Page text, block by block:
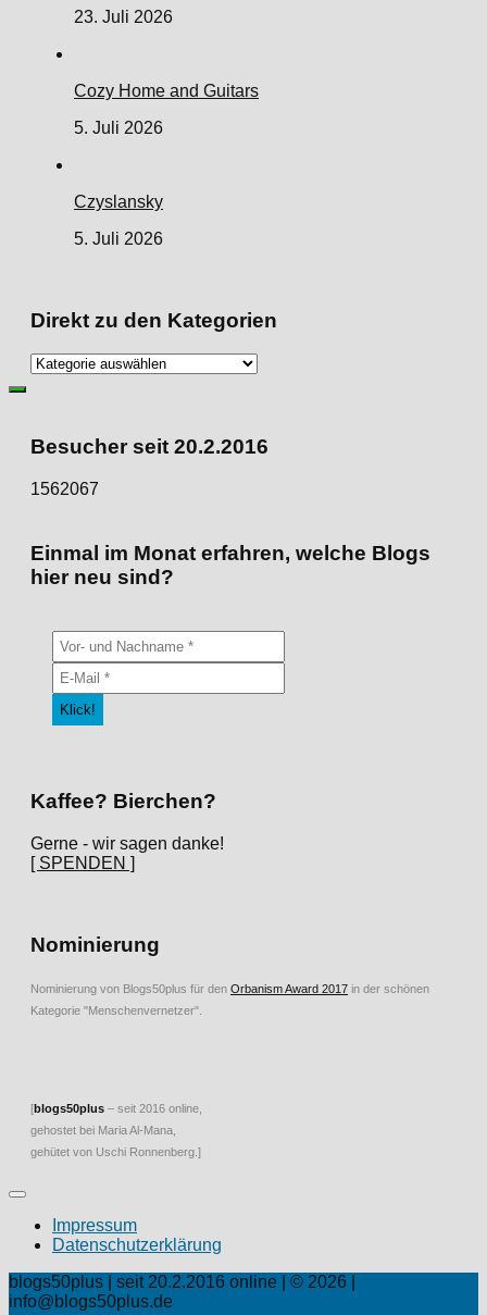
23. Juli 2026
Cozy Home and Guitars
5. Juli 2026
Czyslansky
5. Juli 2026
Direkt zu den Kategorien
Direkt
Besucher seit 20.2.2016
1562067
Einmal im Monat erfahren, welche Blogs
hier neu sind?
Kaffee? Bierchen?
Gerne - wir sagen danke!
[ SPENDEN ]
Nominierung
Nominierung von Blogs50plus für den Orbanism Award 2017 in der schönen
Kategorie "Menschenvernetzer".
[blogs50plus – seit 2016 online,
gehostet bei Maria Al-Mana,
gehütet von Uschi Ronnenberg.]
Impressum
Datenschutzerklärung
blogs50plus | seit 20.2.2016 online | © 2026 |
info@blogs50plus.de